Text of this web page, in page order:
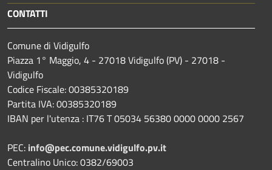
CONTATTI
Comune di Vidigulfo
Piazza 1° Maggio, 4 - 27018 Vidigulfo (PV) - 27018 -
Vidigulfo
Codice Fiscale: 00385320189
Partita IVA: 00385320189
IBAN per l'utenza : IT76 T 05034 56380 0000 0000 2567
PEC: info@pec.comune.vidigulfo.pv.it
Centralino Unico: 0382/69003